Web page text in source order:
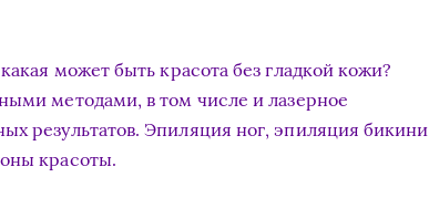
может быть красота без гладкой кожи?
методами, в том числе и лазерное
результатов. Эпиляция ног, эпиляция бикини
красоты.